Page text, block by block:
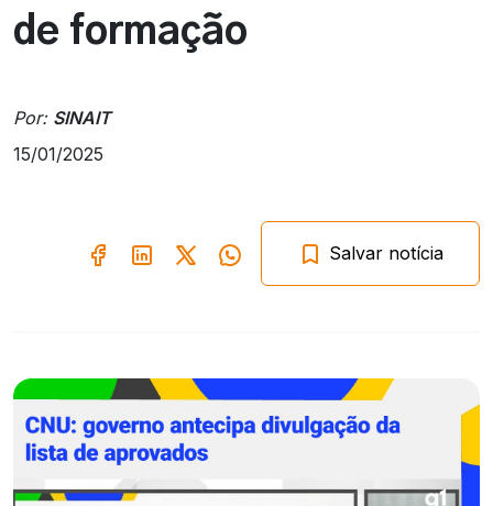
de formação
Por: SINAIT
15/01/2025
Salvar notícia